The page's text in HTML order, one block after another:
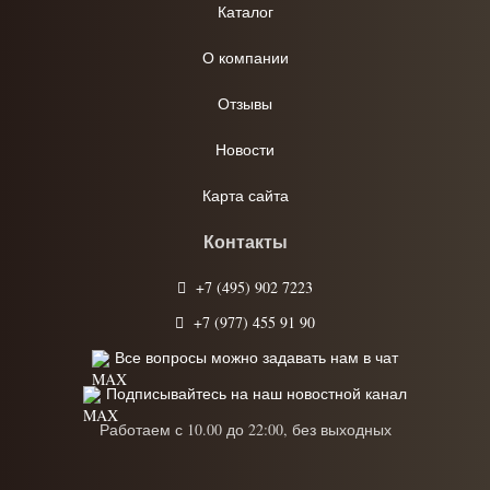
Каталог
О компании
Отзывы
Новости
Карта сайта
Контакты
+7 (495) 902 7223
+7 (977) 455 91 90
Все вопросы можно задавать нам в чат
Подписывайтесь на наш новостной канал
Работаем с 10.00 до 22:00, без выходных